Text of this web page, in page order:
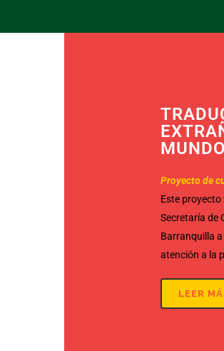
Proyecto de
Este
Secretaría de
Barranquilla
atención a la
LEER